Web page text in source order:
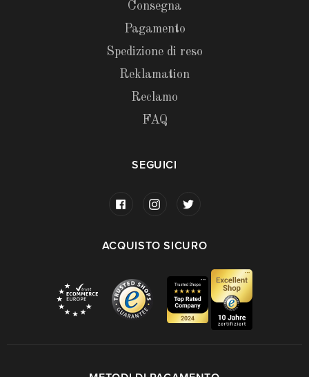
Consegna
Pagamento
Spedizione di reso
Reklamation
Reclamo
FAQ
SEGUICI
ACQUISTO SICURO